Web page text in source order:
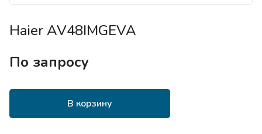
Haier AV48IMGEVA
По запросу
В корзину